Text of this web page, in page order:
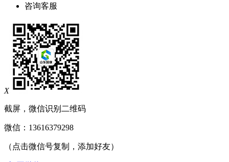
咨询客服
X
截屏，微信识别二维码
微信： 13616379298
（点击微信号复制，添加好友）